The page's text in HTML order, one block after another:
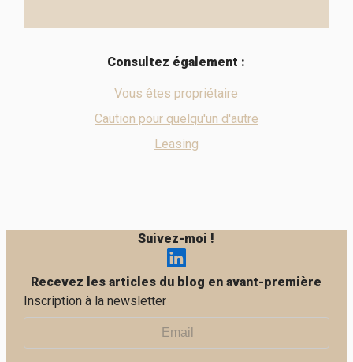
Consultez également :
Vous êtes propriétaire
Caution pour quelqu'un d'autre
Leasing
Suivez-moi !
Recevez les articles du blog en avant-première
Inscription à la newsletter